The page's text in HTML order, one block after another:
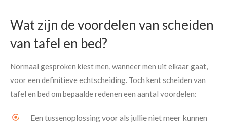
Wat zijn de voordelen van scheiden
van tafel en bed?
Normaal gesproken kiest men, wanneer men uit elkaar gaat,
voor een definitieve echtscheiding. Toch kent scheiden van
tafel en bed om bepaalde redenen een aantal voordelen:
Een tussenoplossing voor als jullie niet meer kunnen